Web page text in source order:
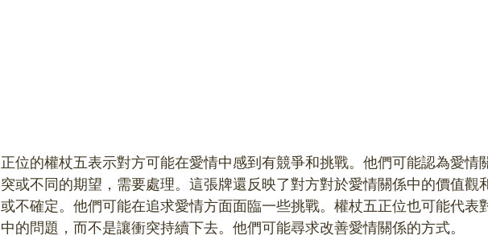
正位的權杖五表示對方可能在愛情中感到有競爭和挑戰。他們可能認為愛情
突或不同的期望，需要處理。這張牌還反映了對方對於愛情關係中的價值觀
或不確定。他們可能在追求愛情方面面臨一些挑戰。權杖五正位也可能代表
中的問題，而不是讓衝突持續下去。他們可能尋求改善愛情關係的方式。